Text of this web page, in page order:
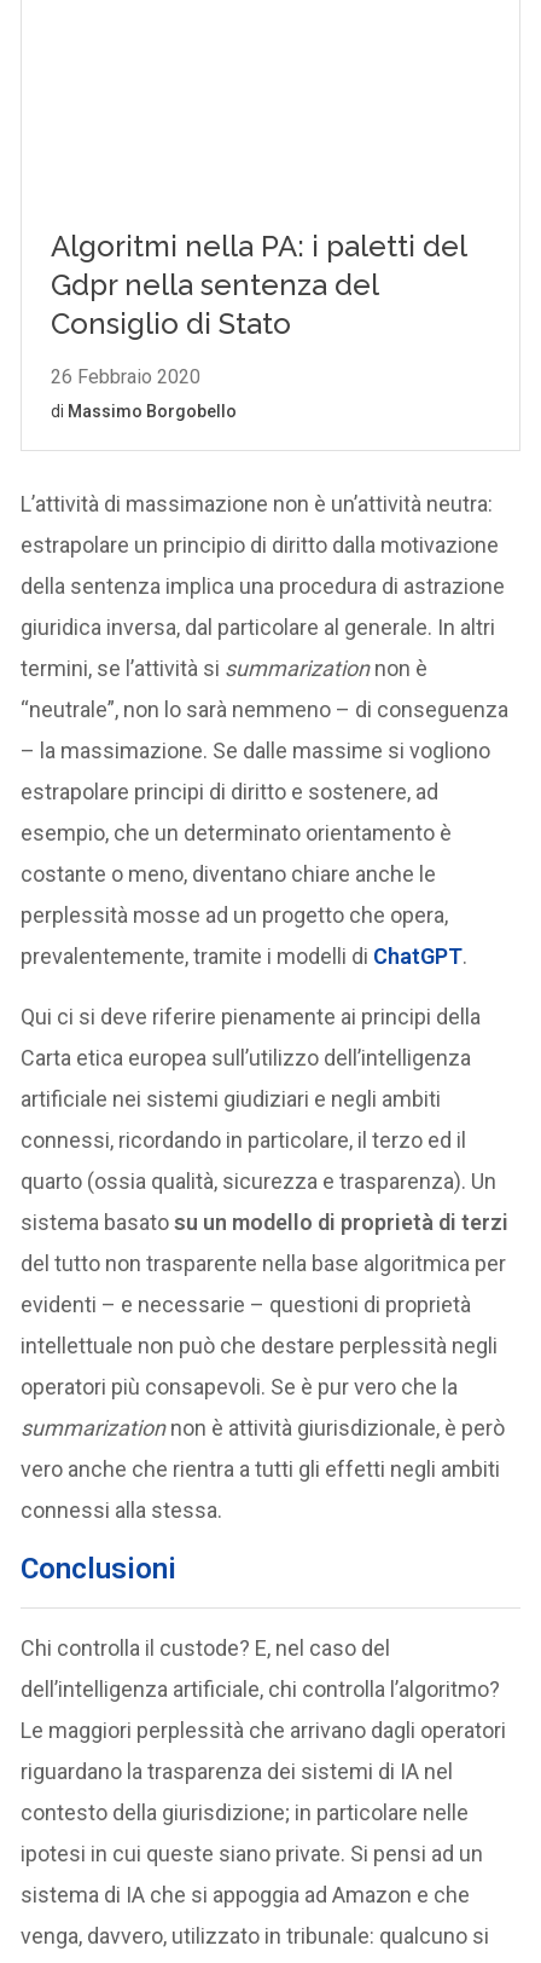
L’attività di massimazione non è un’attività neutra:
estrapolare un principio di diritto dalla motivazione
della sentenza implica una procedura di astrazione
giuridica inversa, dal particolare al generale. In altri
termini, se l’attività si summarizationnon è
“neutrale”, non lo sarà nemmeno – di conseguenza
– la massimazione. Se dalle massime si vogliono
estrapolare principi di diritto e sostenere, ad
esempio, che un determinato orientamento è
costante o meno, diventano chiare anche le
perplessità mosse ad un progetto che opera,
prevalentemente, tramite i modelli di ChatGPT.
Qui ci si deve riferire pienamente ai principi della
Carta etica europea sull’utilizzo dell’intelligenza
artificiale nei sistemi giudiziari e negli ambiti
connessi, ricordando in particolare, il terzo ed il
quarto (ossia qualità, sicurezza e trasparenza). Un
sistema basatosu un modello di proprietà di terzi
del tutto non trasparente nella base algoritmica per
evidenti – e necessarie – questioni di proprietà
intellettuale non può che destare perplessità negli
operatori più consapevoli. Se è pur vero che la
summarizationnon è attività giurisdizionale, è però
vero anche che rientra a tutti gli effetti negli ambiti
connessi alla stessa.
Conclusioni
Chi controlla il custode? E, nel caso del
dell’intelligenza artificiale, chi controlla l’algoritmo?
Le maggiori perplessità che arrivano dagli operatori
riguardano la trasparenza dei sistemi di IA nel
contesto della giurisdizione; in particolare nelle
ipotesi in cui queste siano private. Si pensi ad un
sistema di IA che si appoggia ad Amazon e che
venga, davvero, utilizzato in tribunale: qualcuno si